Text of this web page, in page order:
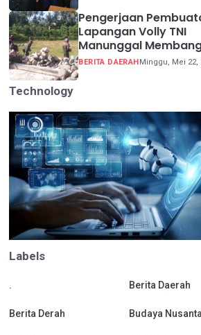
Pengerjaan
Lapangan Volly TNI
Manunggal
Desa (TMMD) ke 113
BERITA DAERAHMinggu, Mei 22,
Technology
Labels
. Berita Daerah
Berita Derah Budaya